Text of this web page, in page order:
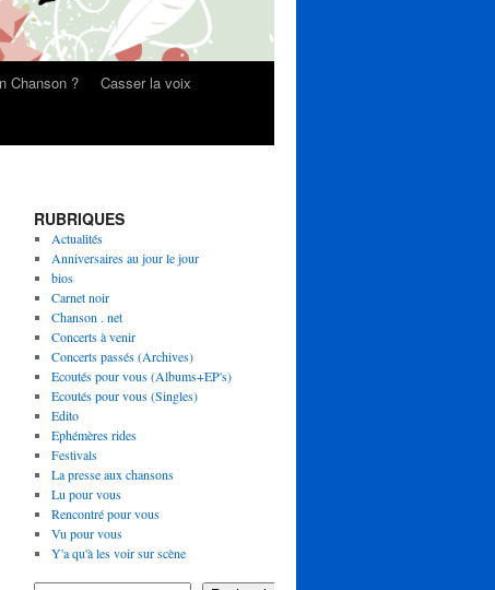
Chanson ?
Casser la voix
RUBRIQUES
Actualités
Anniversaires au jour le jour
bios
Carnet noir
Chanson . net
Concerts à venir
Concerts passés (Archives)
Ecoutés pour vous (Albums+EP's)
Ecoutés pour vous (Singles)
Edito
Ephémères rides
Festivals
La presse aux chansons
Lu pour vous
Rencontré pour vous
Vu pour vous
Y'a qu'à les voir sur scène